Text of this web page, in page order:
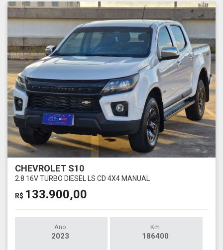
CHEVROLET S10
2.8 16V TURBO DIESEL LS CD 4X4 MANUAL
R$ 133.900,00
Ano
2023
Km
186400